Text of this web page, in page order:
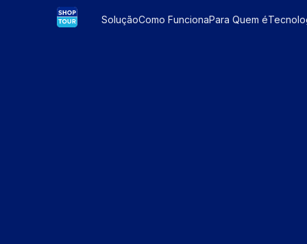
SoluçãoComo FuncionaPara Quem é